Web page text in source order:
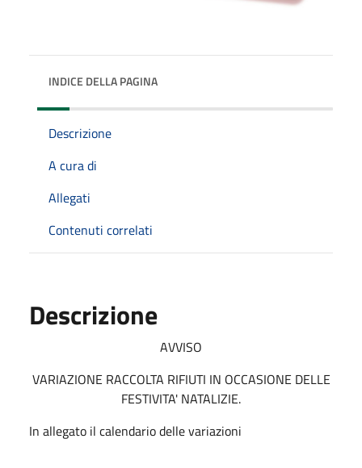
INDICE DELLA PAGINA
Descrizione
A cura di
Allegati
Contenuti correlati
Descrizione
AVVISO
VARIAZIONE RACCOLTA RIFIUTI IN OCCASIONE DELLE
FESTIVITA' NATALIZIE.
In allegato il calendario delle variazioni